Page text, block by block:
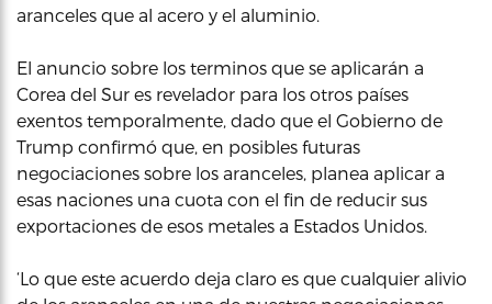
aranceles que al acero y el aluminio.
El anuncio sobre los terminos que se aplicarán a
Corea del Sur es revelador para los otros países
exentos temporalmente, dado que el Gobierno de
Trump confirmó que, en posibles futuras
negociaciones sobre los aranceles, planea aplicar a
esas naciones una cuota con el fin de reducir sus
exportaciones de esos metales a Estados Unidos.
‘Lo que este acuerdo deja claro es que cualquier alivio